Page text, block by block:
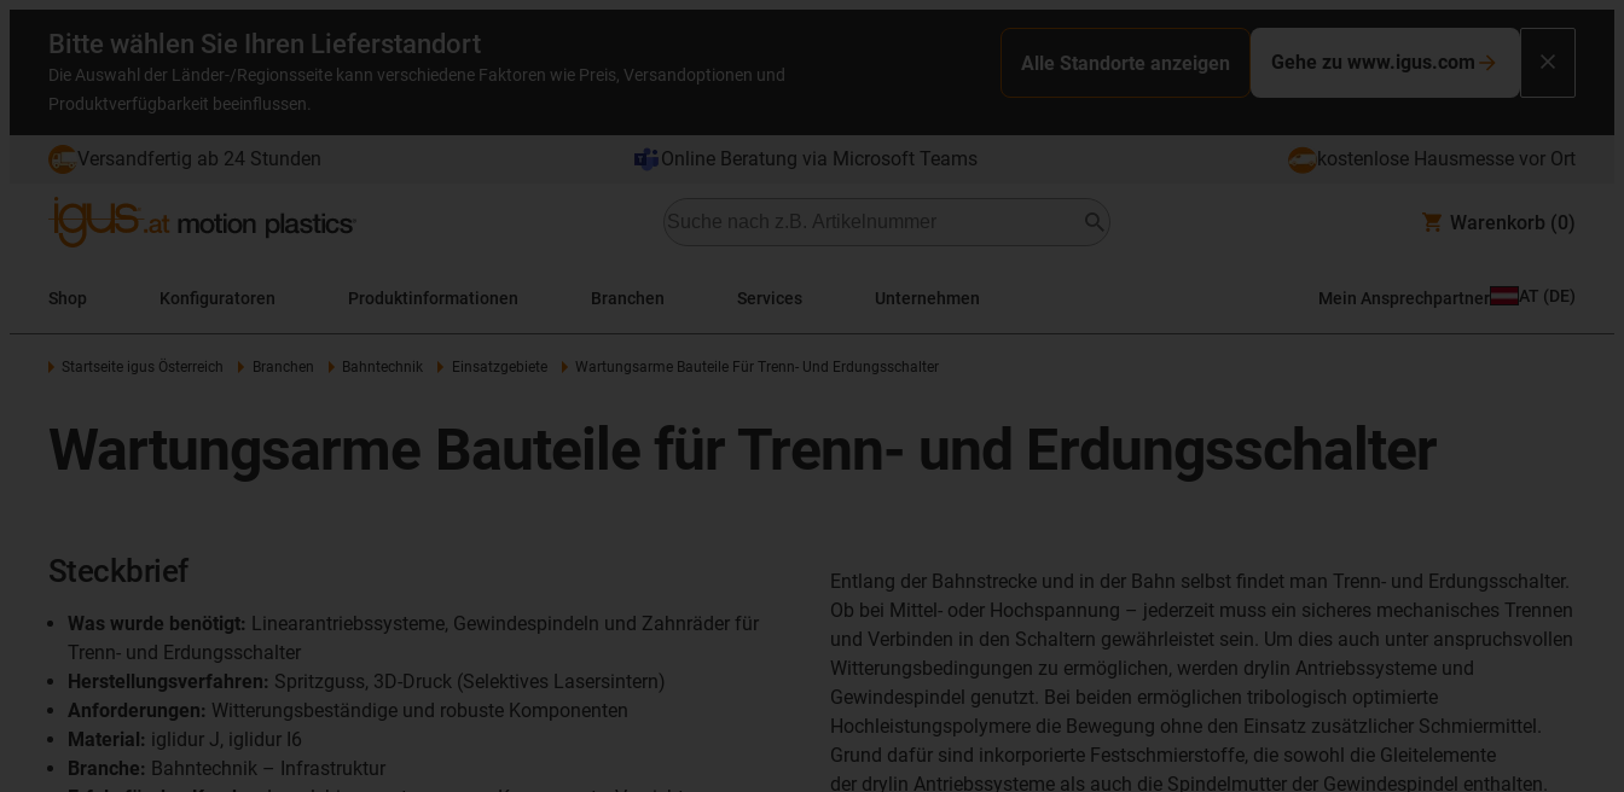
Bitte wählen Sie Ihren Lieferstandort
Die Auswahl der Länder-/Regionsseite kann verschiedene Faktoren wie Preis, Versandoptionen und
Produktverfügbarkeit beeinflussen.
Alle Standorte anzeigen Gehe zu www.igus.com
Versandfertig ab 24 Stunden Online Beratung via Microsoft Teams kostenlose Hausmesse vor Ort
Warenkorb (0)
Shop Konfiguratoren Produktinformationen Branchen Services Unternehmen Mein Ansprechpartner AT (DE)
Startseite igus Österreich Branchen Bahntechnik Einsatzgebiete Wartungsarme Bauteile Für Trenn- Und Erdungsschalter
Wartungsarme Bauteile für Trenn- und Erdungsschalter
Steckbrief
Was wurde benötigt: Linearantriebssysteme, Gewindespindeln und Zahnräder für
Trenn- und Erdungsschalter
Herstellungsverfahren: Spritzguss, 3D-Druck (Selektives Lasersintern)
Anforderungen: Witterungsbeständige und robuste Komponenten
Material: iglidur J, iglidur I6
Branche: Bahntechnik – Infrastruktur
Entlang der Bahnstrecke und in der Bahn selbst findet man Trenn- und Erdungsschalter.
Ob bei Mittel- oder Hochspannung – jederzeit muss ein sicheres mechanisches Trennen
und Verbinden in den Schaltern gewährleistet sein. Um dies auch unter anspruchsvollen
Witterungsbedingungen zu ermöglichen, werden drylin Antriebssysteme und
Gewindespindel genutzt. Bei beiden ermöglichen tribologisch optimierte
Hochleistungspolymere die Bewegung ohne den Einsatz zusätzlicher Schmiermittel.
Grund dafür sind inkorporierte Festschmierstoffe, die sowohl die Gleitelemente
der drylin Antriebssysteme als auch die Spindelmutter der Gewindespindel enthalten.